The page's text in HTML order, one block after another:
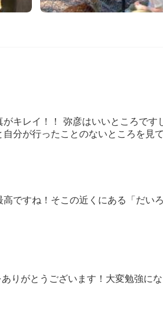
キレイ！！ 弥彦はいいところです
自分が行ったことのないところを見
高ですね！そこの近くにある「だい
ありがとうございます！大変勉強に